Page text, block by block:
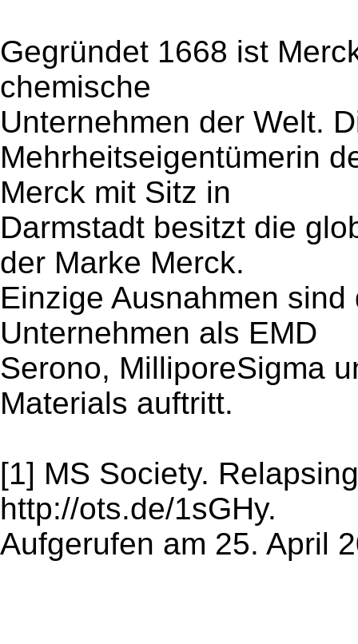
Gegründet 1668 ist
chemische
Unternehmen der Welt.
Mehrheitseigentümerin
Merck mit Sitz in
Darmstadt besitzt die
der Marke Merck.
Einzige Ausnahmen
Unternehmen als EMD
Serono, MilliporeSigma
Materials auftritt.
[1] MS Society.
http://ots.de/1sGHy.
Aufgerufen am 25. April